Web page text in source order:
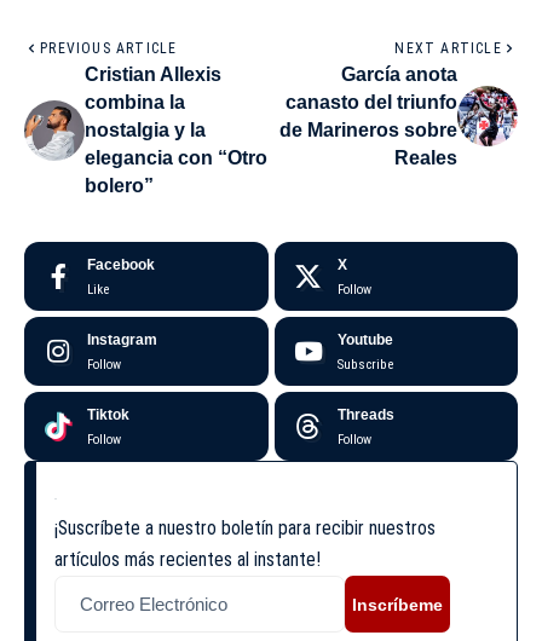
PREVIOUS ARTICLE
Cristian Allexis
combina la
nostalgia y la
elegancia con “Otro
bolero”
NEXT ARTICLE
García anota
canasto del triunfo
de Marineros sobre
Reales
Facebook
Like
X
Follow
Instagram
Follow
Youtube
Subscribe
Tiktok
Follow
Threads
Follow
¡Suscríbete a nuestro boletín para recibir nuestros
artículos más recientes al instante!
Inscríbeme